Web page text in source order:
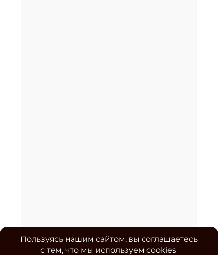
Пользуясь нашим сайтом, вы соглашаетесь
с тем, что мы используем cookies